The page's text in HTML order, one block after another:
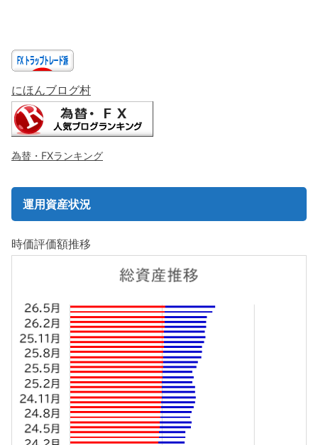
にほんブログ村
為替・FXランキング
運用資産状況
時価評価額推移